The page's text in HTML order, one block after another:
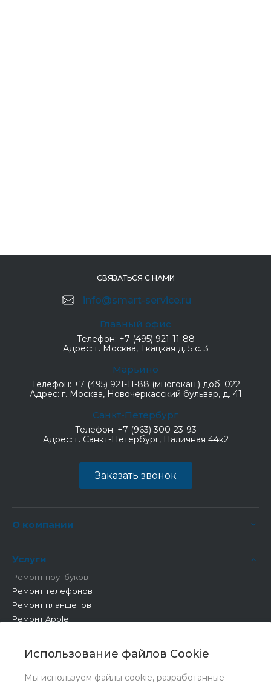
Использование файлов Cookie
Мы используем файлы cookie, разработанные
СВЯЗАТЬСЯ С НАМИ
info@smart-service.ru
Главный офис
Телефон: +7 (495) 921-11-88
Адрес: г. Москва, Ткацкая д. 5 с. 3
Марьино
Телефон: +7 (495) 921-11-88 (многокан.) доб. 022
Адрес: г. Москва, Новочеркасский бульвар, д. 41
Санкт-Петербург
Телефон: +7 (963) 300-23-93
Адрес: г. Санкт-Петербург, Наличная 44к2
Заказать звонок
О компании
Услуги
Ремонт ноутбуков
Ремонт телефонов
Ремонт планшетов
Ремонт Apple